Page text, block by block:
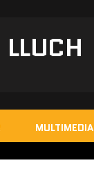
MULTIMEDIA